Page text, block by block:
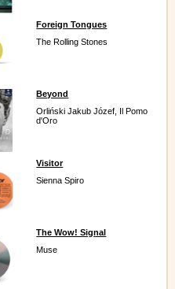
Foreign Tongues
The Rolling Stones
Beyond
Orliński Jakub Józef, Il Pomo
d'Oro
Visitor
Sienna Spiro
The Wow! Signal
Muse